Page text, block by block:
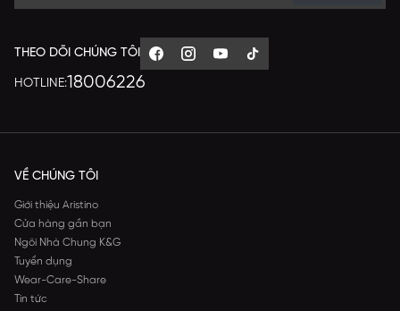
THEO DÕI CHÚNG TÔI
HOTLINE:18006226
VỀ CHÚNG TÔI
Giới thiệu Aristino
Cửa hàng gần bạn
Ngôi Nhà Chung K&G
Tuyển dụng
Wear-Care-Share
Tin tức